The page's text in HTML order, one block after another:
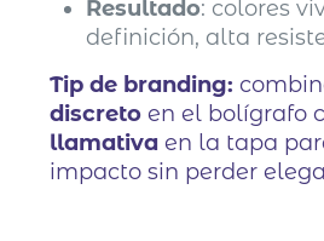
Resultado: colores
definición, alta
Tip de branding:
discreto en el bolígrafo
llamativa en la tapa
impacto sin perder